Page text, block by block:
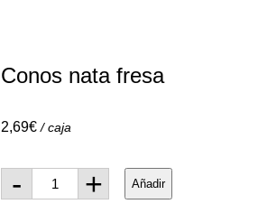
Recetas con Verduras y
Conos nata fresa
2,69€ / caja
- + Añadir